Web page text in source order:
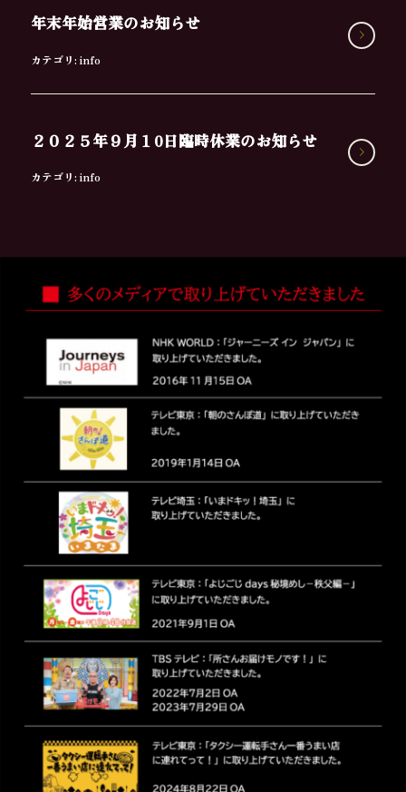
年末年始営業のお知らせ
カテゴリ:info
２０２５年９月１0日臨時休業のお知らせ
カテゴリ:info